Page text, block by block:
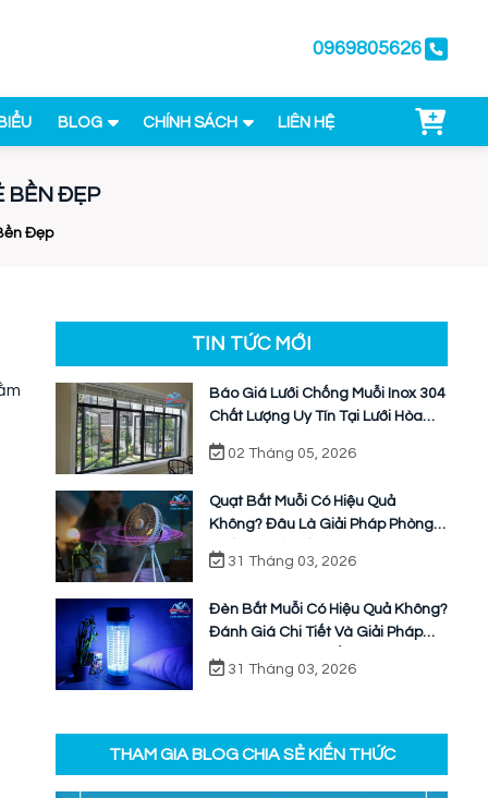
0969805626
BLOG CHÍNH SÁCH LIÊN HỆ
BỀN ĐẸP
Đẹp
TIN TỨC MỚI
Báo Giá Lưới Chống Muỗi Inox 304
Chất Lượng Uy Tín Tại Lưới Hòa
Phát
02 Tháng 05, 2026
Quạt Bắt Muỗi Có Hiệu Quả
Không? Đâu Là Giải Pháp Phòng
Chống Muỗi Bền Vững
31 Tháng 03, 2026
Đèn Bắt Muỗi Có Hiệu Quả Không?
Đánh Giá Chi Tiết Và Giải Pháp
Ngăn Chặn Triệt Để
31 Tháng 03, 2026
THAM GIA BLOG CHIA SẺ KIẾN THỨC